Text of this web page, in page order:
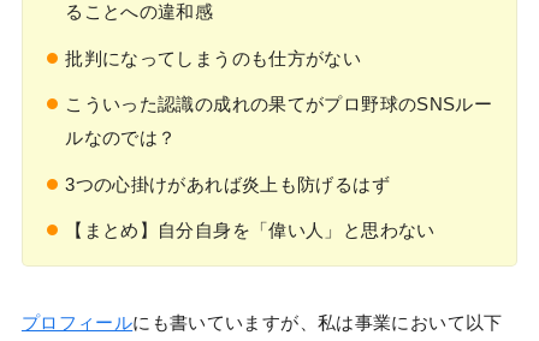
ることへの違和感
批判になってしまうのも仕方がない
こういった認識の成れの果てがプロ野球のSNSルー
ルなのでは？
3つの心掛けがあれば炎上も防げるはず
【まとめ】自分自身を「偉い人」と思わない
プロフィールにも書いていますが、私は事業において以下